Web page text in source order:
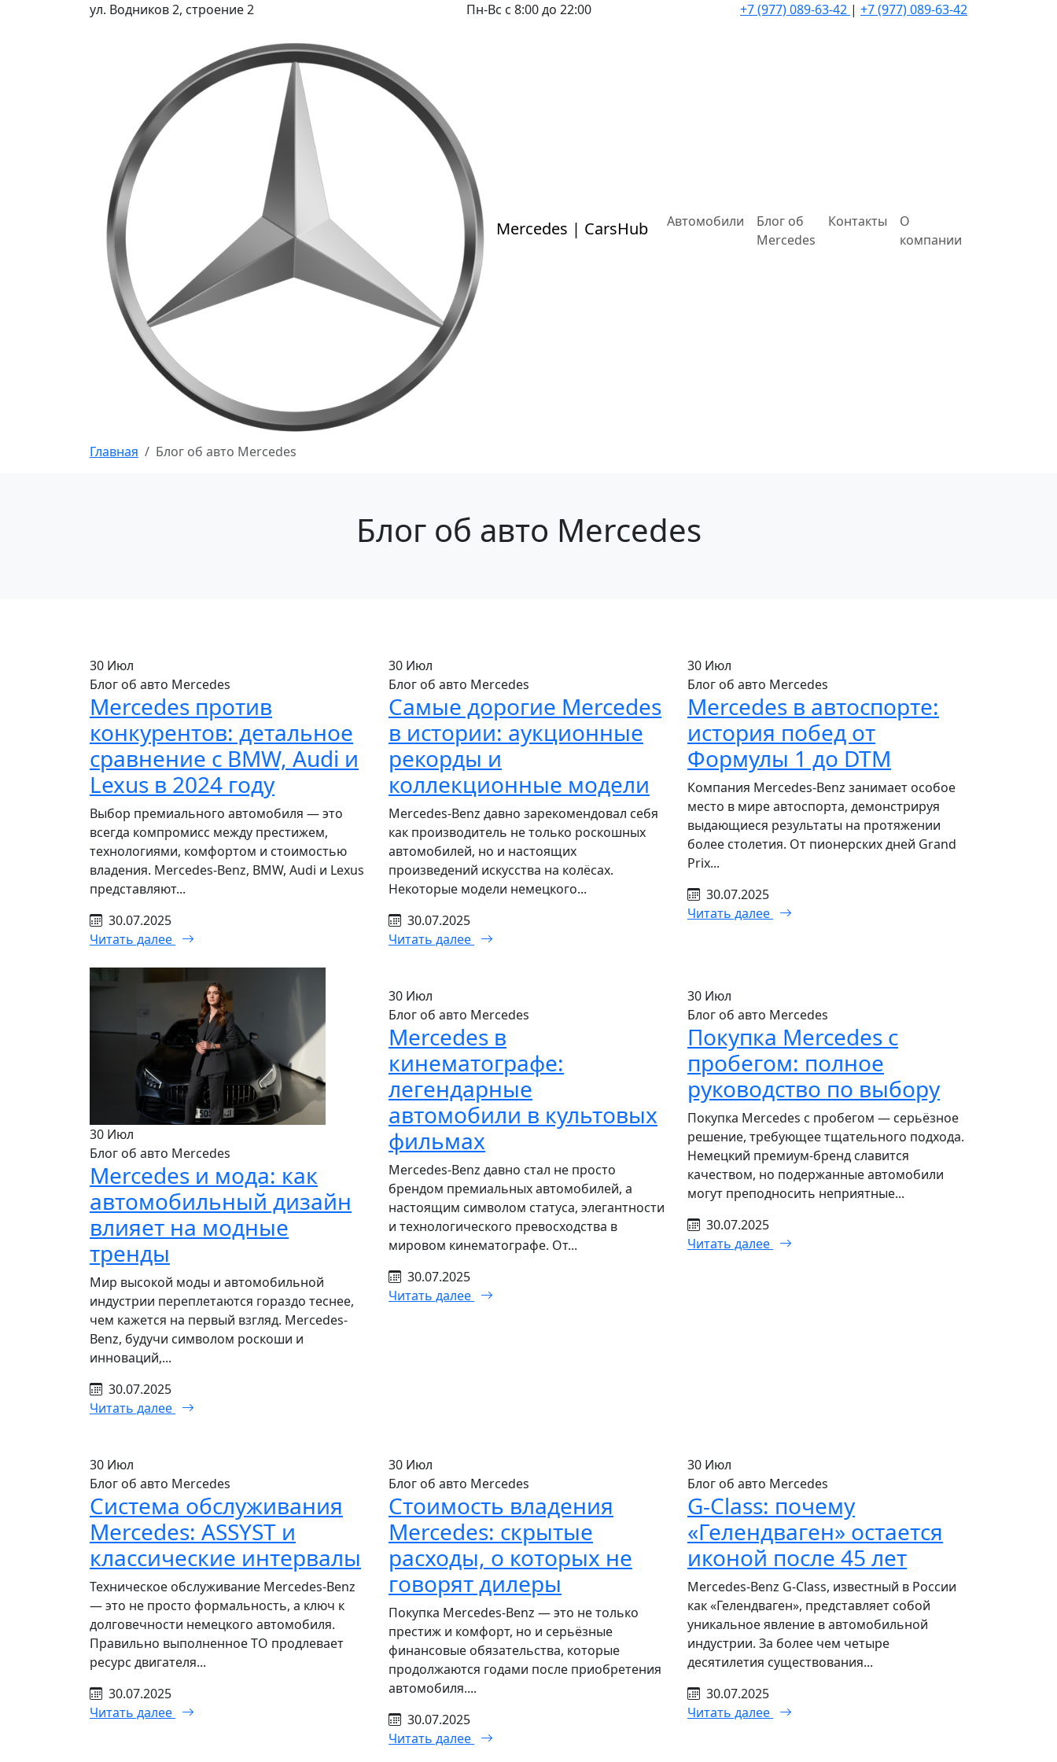
ул. Водников 2, строение 2 Пн-Вс с 8:00 до 22:00 +7 (977) 089-63-42 | +7 (977) 089-63-42
Mercedes | CarsHub Автомобили
Блог об
Mercedes
Контакты
О
компании
Главная Блог об авто Mercedes
Блог об авто Mercedes
30 Июл
Блог об авто Mercedes
Mercedes против
конкурентов: детальное
сравнение с BMW, Audi и
Lexus в 2024 году
Выбор премиального автомобиля — это
всегда компромисс между престижем,
технологиями, комфортом и стоимостью
владения. Mercedes-Benz, BMW, Audi и Lexus
представляют...
30.07.2025
Читать далее
30 Июл
Блог об авто Mercedes
Самые дорогие Mercedes
в истории: аукционные
рекорды и
коллекционные модели
Mercedes-Benz давно зарекомендовал себя
как производитель не только роскошных
автомобилей, но и настоящих
произведений искусства на колёсах.
Некоторые модели немецкого...
30.07.2025
Читать далее
30 Июл
Блог об авто Mercedes
Mercedes в автоспорте:
история побед от
Формулы 1 до DTM
Компания Mercedes-Benz занимает особое
место в мире автоспорта, демонстрируя
выдающиеся результаты на протяжении
более столетия. От пионерских дней Grand
Prix...
30.07.2025
Читать далее
30 Июл
Блог об авто Mercedes
Mercedes и мода: как
автомобильный дизайн
влияет на модные
тренды
Мир высокой моды и автомобильной
индустрии переплетаются гораздо теснее,
чем кажется на первый взгляд. Mercedes-
Benz, будучи символом роскоши и
инноваций,...
30.07.2025
Читать далее
30 Июл
Блог об авто Mercedes
Mercedes в
кинематографе:
легендарные
автомобили в культовых
фильмах
Mercedes-Benz давно стал не просто
брендом премиальных автомобилей, а
настоящим символом статуса, элегантности
и технологического превосходства в
мировом кинематографе. От...
30.07.2025
Читать далее
30 Июл
Блог об авто Mercedes
Покупка Mercedes с
пробегом: полное
руководство по выбору
Покупка Mercedes с пробегом — серьёзное
решение, требующее тщательного подхода.
Немецкий премиум-бренд славится
качеством, но подержанные автомобили
могут преподносить неприятные...
30.07.2025
Читать далее
30 Июл
Блог об авто Mercedes
Система обслуживания
Mercedes: ASSYST и
классические интервалы
Техническое обслуживание Mercedes-Benz
— это не просто формальность, а ключ к
долговечности немецкого автомобиля.
Правильно выполненное ТО продлевает
ресурс двигателя...
30.07.2025
Читать далее
30 Июл
Блог об авто Mercedes
Стоимость владения
Mercedes: скрытые
расходы, о которых не
говорят дилеры
Покупка Mercedes-Benz — это не только
престиж и комфорт, но и серьёзные
финансовые обязательства, которые
продолжаются годами после приобретения
автомобиля....
30.07.2025
Читать далее
30 Июл
Блог об авто Mercedes
G-Class: почему
«Гелендваген» остается
иконой после 45 лет
Mercedes-Benz G-Class, известный в России
как «Гелендваген», представляет собой
уникальное явление в автомобильной
индустрии. За более чем четыре
десятилетия существования...
30.07.2025
Читать далее